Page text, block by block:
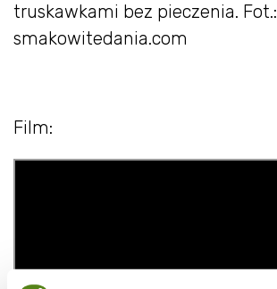
truskawkami bez pieczenia. Fot.:
smakowitedania.com
Film: